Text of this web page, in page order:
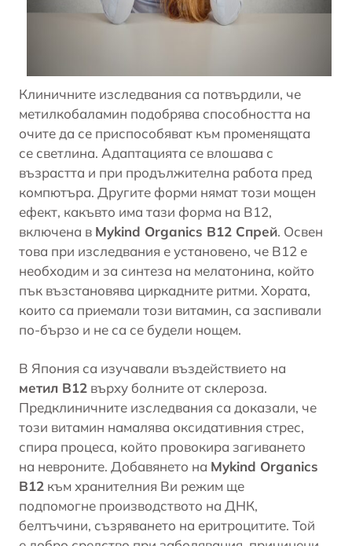
Клиничните изследвания са потвърдили, че
метилкобаламин подобрява способността на
очите да се приспособяват към променящата
се светлина. Адаптацията се влошава с
възрастта и при продължителна работа пред
компютъра. Другите форми нямат този мощен
ефект, какъвто има тази форма на В12,
включена в Mykind Organics B12 Спрей. Освен
това при изследвания е установено, че В12 е
необходим и за синтеза на мелатонина, който
пък възстановява циркадните ритми. Хората,
които са приемали този витамин, са заспивали
по-бързо и не са се будели нощем.
В Япония са изучавали въздействието на
метил В12 върху болните от склероза.
Предклиничните изследвания са доказали, че
този витамин намалява оксидативния стрес,
спира процеса, който провокира загиването
на невроните. Добавянето на Mykind Organics
B12 към хранителния Ви режим ще
подпомогне производството на ДНК,
белтъчини, съзряването на еритроцитите. Той